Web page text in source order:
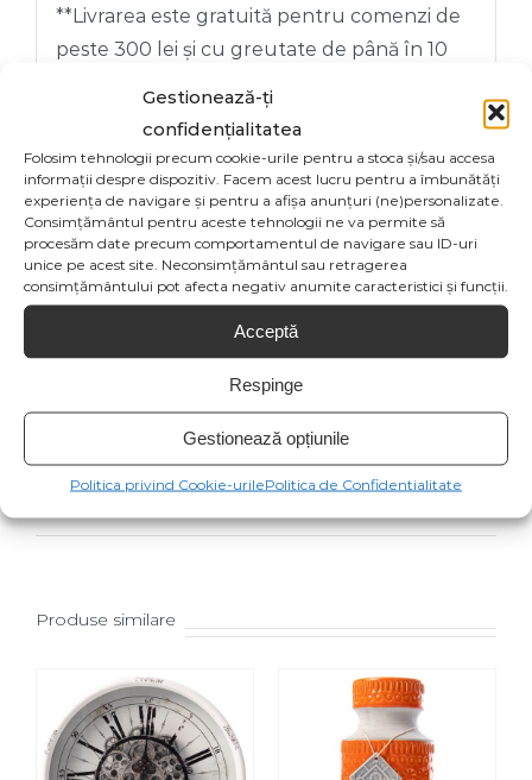
Gestionează-ți
confidențialitatea
Folosim tehnologii precum cookie-urile pentru a stoca și/sau accesa
informații despre dispozitiv. Facem acest lucru pentru a îmbunătăți
experiența de navigare și pentru a afișa anunțuri (ne)personalizate.
Consimțământul pentru aceste tehnologii ne va permite să
procesăm date precum comportamentul de navigare sau ID-uri
unice pe acest site. Neconsimțământul sau retragerea
consimțământului pot afecta negativ anumite caracteristici și funcții.
Acceptă
Respinge
Gestionează opțiunile
Politica privind Cookie-urilePolitica de Confidentialitate
**Livrarea este gratuită pentru comenzi de
peste 300 lei și cu greutate de până în 10
***Acest produs poate fi returnat în termen
de 14 zile de la primirea coletului.
Pin This Product
Email This
Product
Produse similare
SELECT OPTIONS